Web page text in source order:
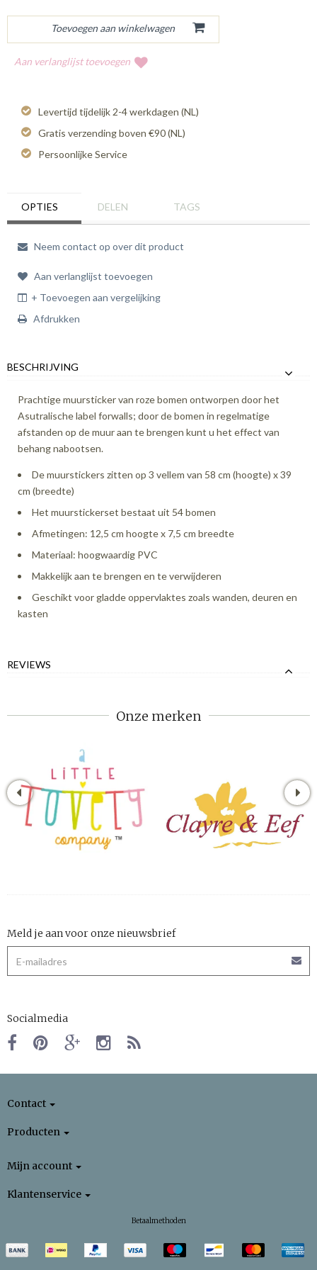
Aan verlanglijst toevoegen
Levertijd tijdelijk 2-4 werkdagen (NL)
Gratis verzending boven €90 (NL)
Persoonlijke Service
OPTIES DELEN TAGS
Neem contact op over dit product
Aan verlanglijst toevoegen
+ Toevoegen aan vergelijking
Afdrukken
BESCHRIJVING
Prachtige muursticker van roze bomen ontworpen door het
Asutralische label forwalls; door de bomen in regelmatige
afstanden op de muur aan te brengen kunt u het effect van
behang nabootsen.
De muurstickers zitten op 3 vellem van 58 cm (hoogte) x 39
cm (breedte)
Het muurstickerset bestaat uit 54 bomen
Afmetingen: 12,5 cm hoogte x 7,5 cm breedte
Materiaal: hoogwaardig PVC
Makkelijk aan te brengen en te verwijderen
Geschikt voor gladde oppervlaktes zoals wanden, deuren en
kasten
REVIEWS
Onze merken
Meld je aan voor onze nieuwsbrief
Socialmedia
Contact
Producten
Mijn account
Klantenservice
Betaalmethoden